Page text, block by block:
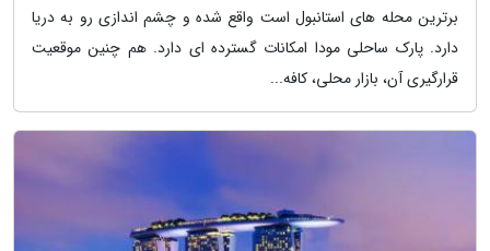
برترین محله های استانبول است واقع شده و چشم اندازی رو به دریا
دارد. پارک ساحلی مودا امکانات گسترده ای دارد. هم چنین موقعیت
قرارگیری آن، بازار محلی، کافه...